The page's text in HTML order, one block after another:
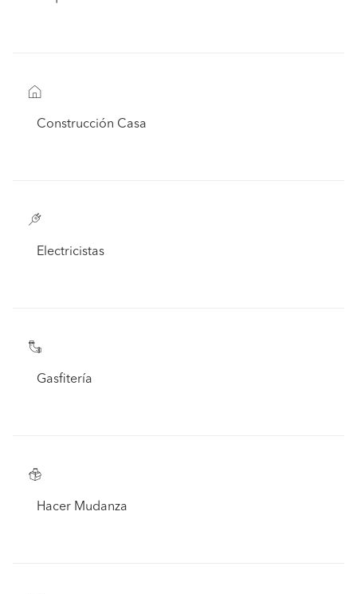
Construcción Casa
Electricistas
Gasfitería
Hacer Mudanza